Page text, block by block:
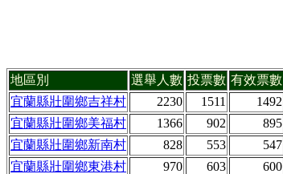
地區別 選舉人數 投票數 有效票數
宜蘭縣壯圍鄉吉祥村
2230 1511 1492
宜蘭縣壯圍鄉美福村
1366 902 895
宜蘭縣壯圍鄉新南村
828 553 547
宜蘭縣壯圍鄉東港村
970 603 600